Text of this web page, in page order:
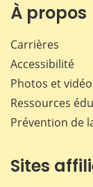
À propos
Carrières
Accessibilité
Photos et
Ressources
Prévention de
Sites